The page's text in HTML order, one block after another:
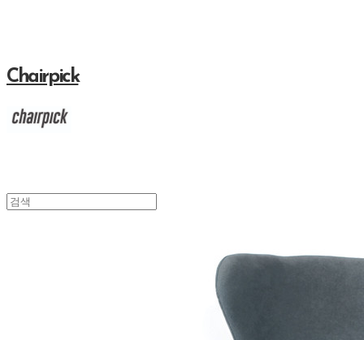
Chairpick